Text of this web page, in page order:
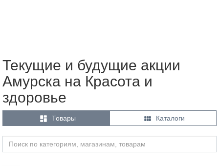
Текущие и будущие акции
Амурска на Красота и
здоровье
 Товары  Каталоги